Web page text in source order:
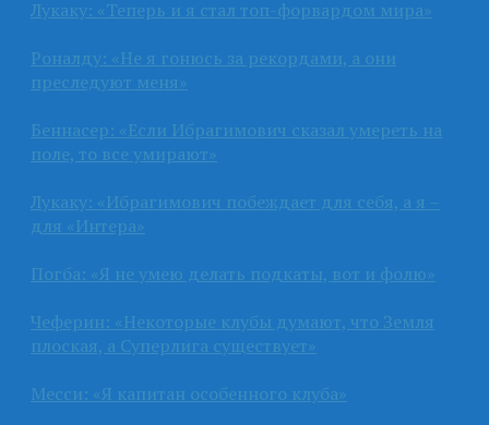
Лукаку: «Теперь и я стал топ-форвардом мира»
Роналду: «Не я гонюсь за рекордами, а они
преследуют меня»
Беннасер: «Если Ибрагимович сказал умереть на
поле, то все умирают»
Лукаку: «Ибрагимович побеждает для себя, а я –
для «Интера»
Погба: «Я не умею делать подкаты, вот и фолю»
Чеферин: «Некоторые клубы думают, что Земля
плоская, а Суперлига существует»
Месси: «Я капитан особенного клуба»